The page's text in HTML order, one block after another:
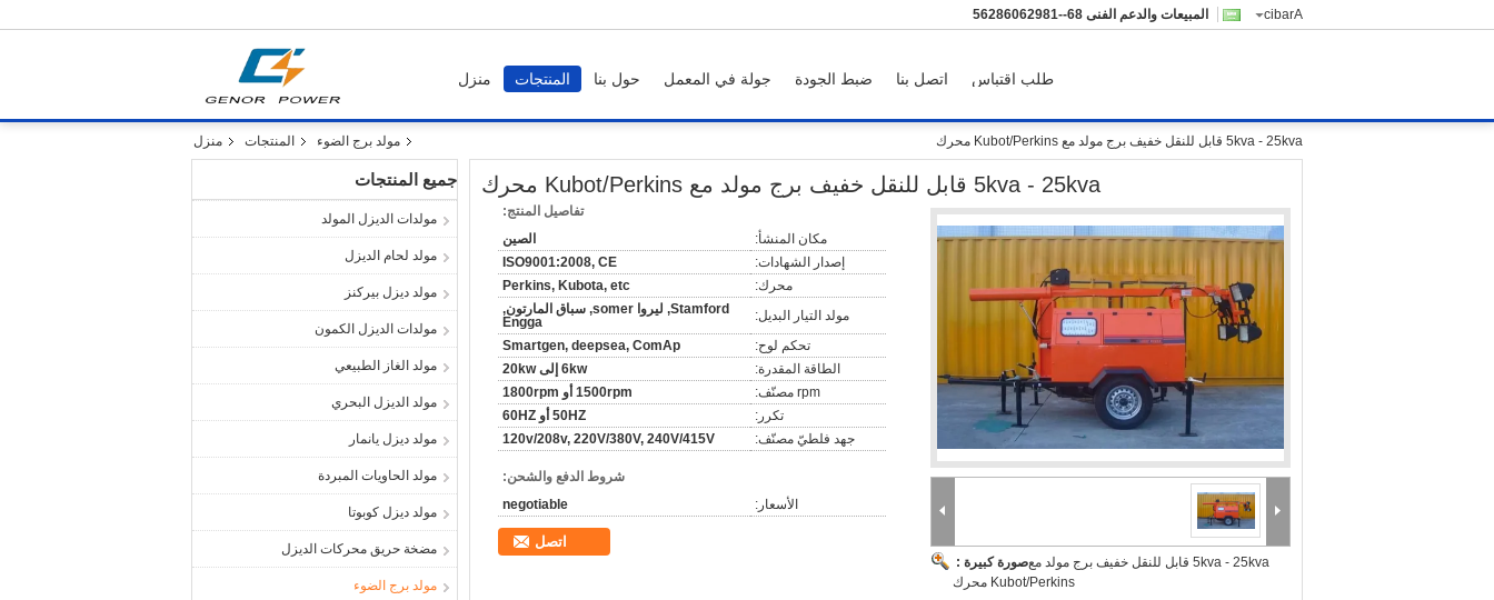
Arabic المبيعات والدعم الفنى 86--18926068265
منزل المنتجات حول بنا جولة في المعمل ضبط الجودة اتصل بنا طلب اقتباس
منزل المنتجات مولد برج الضوء 5kva - 25kva قابل للنقل خفيف برج مولد مع Kubot/Perkins محرك
جميع المنتجات
مولدات الديزل المولد
مولد لحام الديزل
مولد ديزل بيركنز
مولدات الديزل الكمون
مولد الغاز الطبيعي
مولد الديزل البحري
مولد ديزل يانمار
مولد الحاويات المبردة
مولد ديزل كوبوتا
مضخة حريق محركات الديزل
مولد برج الضوء
5kva - 25kva قابل للنقل خفيف برج مولد مع Kubot/Perkins محرك
صورة كبيرة :5kva - 25kva قابل للنقل خفيف برج مولد مع
Kubot/Perkins محرك
تفاصيل المنتج:
مكان المنشأ:
الصين
إصدار الشهادات:
ISO9001:2008, CE
محرك:
Perkins, Kubota, etc
مولد التيار البديل:
Stamford, ليروا somer, سباق المارتون,
Engga
تحكم لوح:
Smartgen, deepsea, ComAp
الطاقة المقدرة:
6kw إلى 20kw
rpm مصنّف:
1500rpm أو 1800rpm
تكرر:
50HZ أو 60HZ
جهد فلطيّ مصنّف:
120v/208v, 220V/380V, 240V/415V
شروط الدفع والشحن:
الأسعار:
negotiable
اتصل